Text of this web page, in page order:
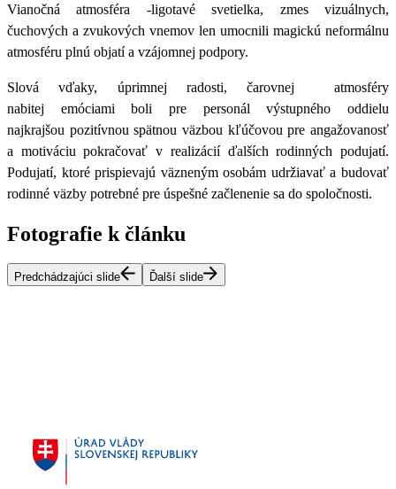
Vianočná atmosféra -ligotavé svetielka, zmes vizuálnych,
čuchových a zvukových vnemov len umocnili magickú neformálnu
atmosféru plnú objatí a vzájomnej podpory.
Slová vďaky, úprimnej radosti, čarovnej atmosféry
nabitej emóciami boli pre personál výstupného oddielu
najkrajšou pozitívnou spätnou väzbou kľúčovou pre angažovanosť
a motiváciu pokračovať v realizácií ďalších rodinných podujatí.
Podujatí, ktoré prispievajú väzneným osobám udržiavať a budovať
rodinné väzby potrebné pre úspešné začlenenie sa do spoločnosti.
Fotografie k článku
Predchádzajúci slide Ďalší slide